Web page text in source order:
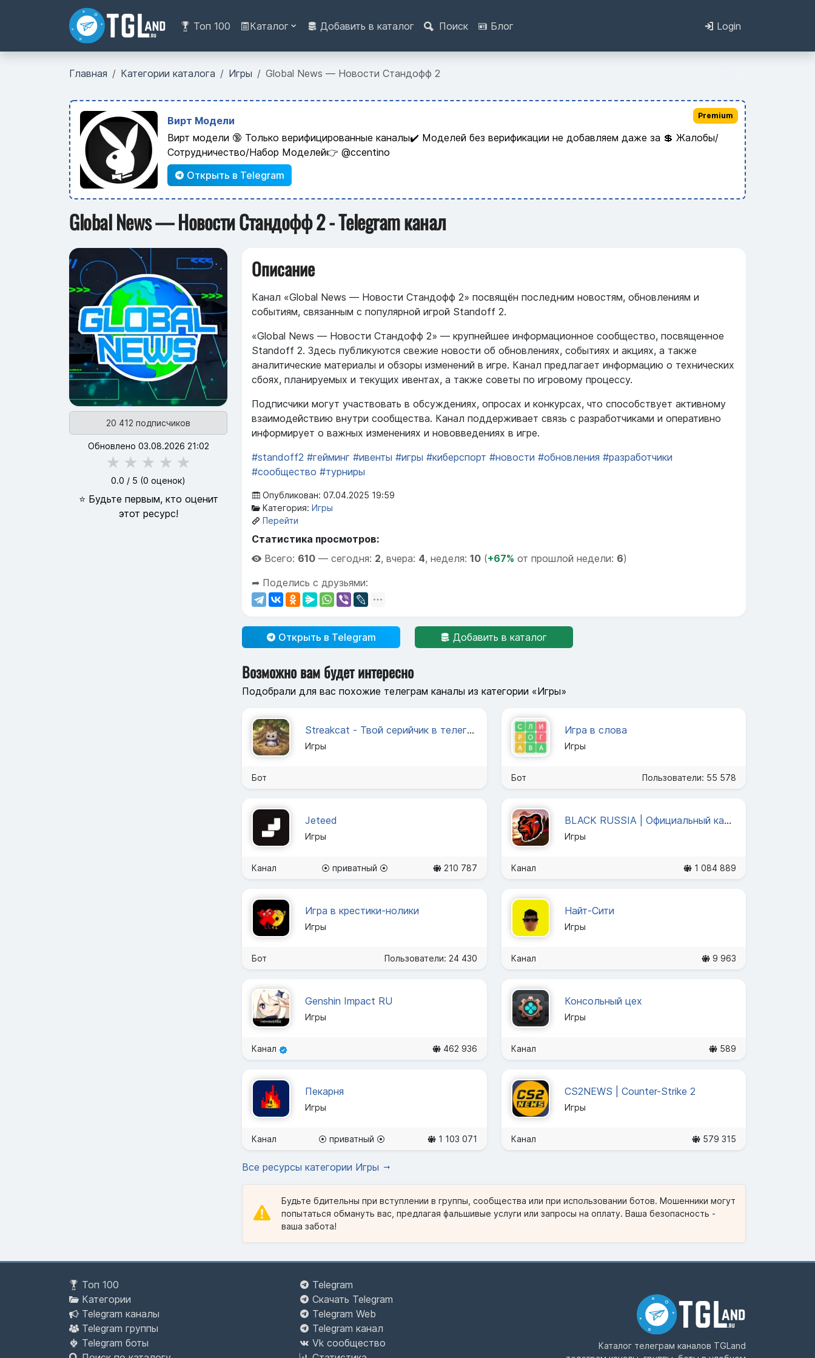
Топ 100 Каталог Добавить в каталог Поиск Блог Login
Главная Категории каталога Игры Global News — Новости Стандофф 2
Вирт Модели
Вирт модели 🔞 Только верифицированные каналы✔️ Моделей без верификации не добавляем даже за 💲 Жалобы/
Сотрудничество/Набор Моделей👉 @ccentino
Открыть в Telegram
Premium
Global News — Новости Стандофф 2 - Telegram канал
20 412 подписчиков
Обновлено 03.08.2026 21:02
★ ★ ★ ★ ★
0.0 / 5 (0 оценок)
⭐ Будьте первым, кто оценит
этот ресурс!
Описание
Канал «Global News — Новости Стандофф 2» посвящён последним новостям, обновлениям и
событиям, связанным с популярной игрой Standoff 2.
«Global News — Новости Стандофф 2» — крупнейшее информационное сообщество, посвященное
Standoff 2. Здесь публикуются свежие новости об обновлениях, событиях и акциях, а также
аналитические материалы и обзоры изменений в игре. Канал предлагает информацию о технических
сбоях, планируемых и текущих ивентах, а также советы по игровому процессу.
Подписчики могут участвовать в обсуждениях, опросах и конкурсах, что способствует активному
взаимодействию внутри сообщества. Канал поддерживает связь с разработчиками и оперативно
информирует о важных изменениях и нововведениях в игре.
#standoff2 #гейминг #ивенты #игры #киберспорт #новости #обновления #разработчики
#сообщество #турниры
Опубликован: 07.04.2025 19:59
Категория: Игры
Перейти
Статистика просмотров:
Всего: 610 — сегодня: 2, вчера: 4, неделя: 10 (+67% от прошлой недели: 6)
➦ Поделись с друзьями:
Открыть в Telegram Добавить в каталог
Возможно вам будет интересно
Подобрали для вас похожие телеграм каналы из категории «Игры»
Streakcat - Твой серийчик в телеграм
Игры
Бот
Игра в слова
Игры
Бот Пользователи: 55 578
Jeteed
Игры
Канал ⦿ приватный ⦿ 210 787
BLACK RUSSIA | Официальный канал
Игры
Канал 1 084 889
Игра в крестики-нолики
Игры
Бот Пользователи: 24 430
Найт-Сити
Игры
Канал 9 963
Genshin Impact RU
Игры
Канал 462 936
Консольный цех
Игры
Канал 589
Пекарня
Игры
Канал ⦿ приватный ⦿ 1 103 071
CS2NEWS | Counter-Strike 2
Игры
Канал 579 315
Все ресурсы категории Игры
Будьте бдительны при вступлении в группы, сообщества или при использовании ботов. Мошенники могут
попытаться обмануть вас, предлагая фальшивые услуги или запросы на оплату. Ваша безопасность -
ваша забота!
Топ 100
Категории
Telegram каналы
Telegram группы
Telegram боты
Telegram
Скачать Telegram
Telegram Web
Telegram канал
Vk сообщество
Каталог телеграм каналов TGLand